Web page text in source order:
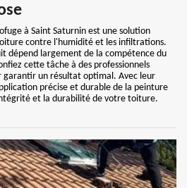
à Saint Saturnin est une solution
contre l'humidité et les infiltrations.
dépend largement de la compétence du
cette tâche à des professionnels
garantir un résultat optimal. Avec leur
précise et durable de la peinture
et la durabilité de votre toiture.